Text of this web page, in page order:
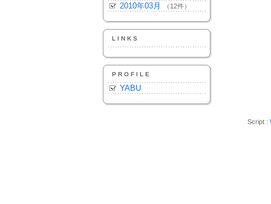
2010年03月 （12件）
LINKS
PROFILE
YABU
Script :